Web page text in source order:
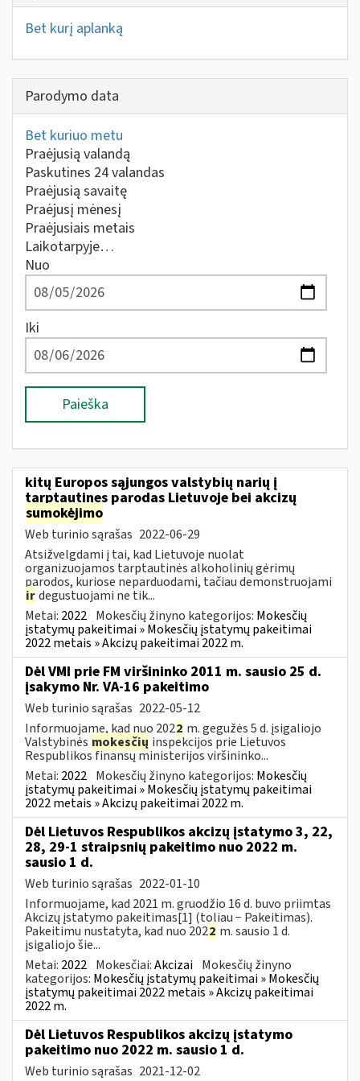
Bet kurį aplanką
Parodymo data
Bet kuriuo metu
Praėjusią valandą
Paskutines 24 valandas
Praėjusią savaitę
Praėjusį mėnesį
Praėjusiais metais
Laikotarpyje…
Nuo
Iki
Paieška
kitų Europos sąjungos valstybių narių į
tarptautines parodas Lietuvoje bei akcizų
sumokėjimo
Web turinio sąrašas 2022-06-29
Atsižvelgdami į tai, kad Lietuvoje nuolat
organizuojamos tarptautinės alkoholinių gėrimų
parodos, kuriose neparduodami, tačiau demonstruojami
irdegustuojami ne tik...
Metai: 2022 Mokesčių žinyno kategorijos: Mokesčių
įstatymų pakeitimai » Mokesčių įstatymų pakeitimai
2022 metais » Akcizų pakeitimai 2022 m.
Dėl VMI prie FM viršininko 2011 m. sausio 25 d.
įsakymo Nr. VA-16 pakeitimo
Web turinio sąrašas 2022-05-12
Informuojame, kad nuo 2022 m. gegužės 5 d. įsigaliojo
Valstybinės mokesčių inspekcijos prie Lietuvos
Respublikos finansų ministerijos viršininko...
Metai: 2022 Mokesčių žinyno kategorijos: Mokesčių
įstatymų pakeitimai » Mokesčių įstatymų pakeitimai
2022 metais » Akcizų pakeitimai 2022 m.
Dėl Lietuvos Respublikos akcizų įstatymo 3, 22,
28, 29-1 straipsnių pakeitimo nuo 2022 m.
sausio 1 d.
Web turinio sąrašas 2022-01-10
Informuojame, kad 2021 m. gruodžio 16 d. buvo priimtas
Akcizų įstatymo pakeitimas[1] (toliau − Pakeitimas).
Pakeitimu nustatyta, kad nuo 2022 m. sausio 1 d.
įsigaliojo šie...
Metai: 2022 Mokesčiai:Akcizai Mokesčių žinyno
kategorijos: Mokesčių įstatymų pakeitimai » Mokesčių
įstatymų pakeitimai 2022 metais » Akcizų pakeitimai
2022 m.
Dėl Lietuvos Respublikos akcizų įstatymo
pakeitimo nuo 2022 m. sausio 1 d.
Web turinio sąrašas 2021-12-02